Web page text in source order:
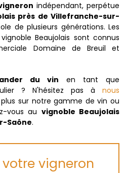
indépendant, perpétue
près de Villefranche-sur-
de plusieurs générations. Les
Beaujolais sont connus
Domaine de Breuil et
du vin en tant que
? N'hésitez pas à nous
sur notre gamme de vin ou
vous au vignoble Beaujolais
Saône.
vigneron